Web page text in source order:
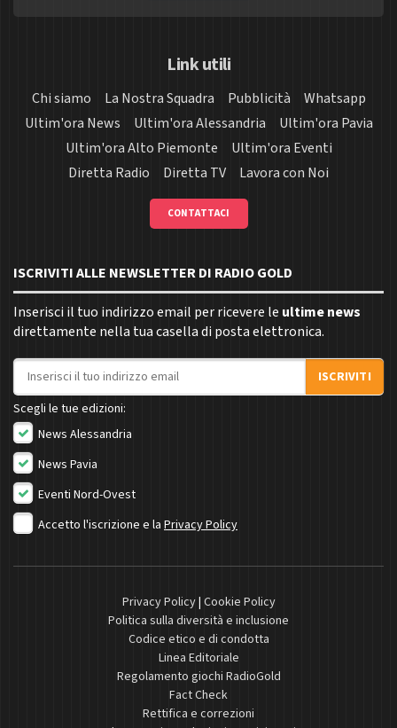
Link utili
Chi siamo La Nostra Squadra Pubblicità
Whatsapp
Ultim'ora News
Ultim'ora Alessandria
Ultim'ora Pavia
Ultim'ora Alto Piemonte
Ultim'ora Eventi
Diretta Radio
Diretta TV Lavora con Noi
CONTATTACI
ISCRIVITI ALLE NEWSLETTER DI RADIO GOLD
Inserisci il tuo indirizzo email per ricevere le ultime news
direttamente nella tua casella di posta elettronica.
Indirizzo email
ISCRIVITI
Scegli le tue edizioni:
News Alessandria
News Pavia
Eventi Nord-Ovest
Accetto l'iscrizione e la Privacy Policy
Privacy Policy| Cookie Policy
Politica sulla diversità e inclusione
Codice etico e di condotta
Linea Editoriale
Regolamento giochi RadioGold
Fact Check
Rettifica e correzioni